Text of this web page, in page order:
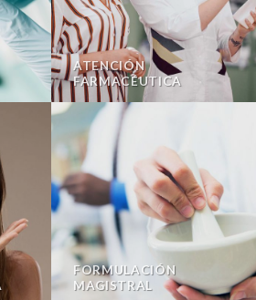
ATENCIÓN
FARMACÉUTICA
FORMULACIÓN
MAGISTRAL